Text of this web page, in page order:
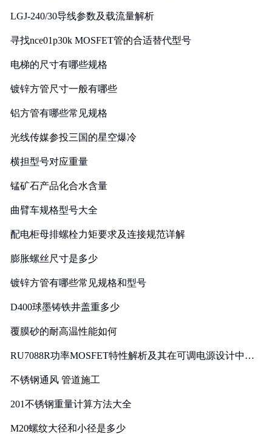
LGJ-240/30导线参数及载流量解析
寻找nce01p30k MOSFET管的合适替代型号
电梯的尺寸有哪些规格
镀锌方管尺寸一般有哪些
铝方管有哪些常见规格
光线传媒参投三国的星空爆冷
横担型号对应重量
锰矿石产品化合水含量
曲臂车规格型号大全
配电柜母排螺栓力矩要求及连接规范详解
膨胀螺丝尺寸是多少
镀锌方管有哪些常见规格和型号
D400球墨铸铁井盖重多少
覆膜砂的耐高温性能如何
RU7088R功率MOSFET特性解析及其在可调电源设计中的
不锈钢通风 管道施工
201不锈钢重量计算方法大全
M20螺纹大径和小径是多少